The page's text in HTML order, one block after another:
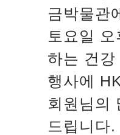
금박물관
토요일
하는 건
행사에
회원님의
드립니다.